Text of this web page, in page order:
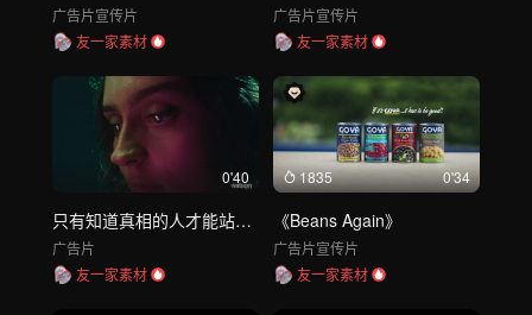
广告片宣传片
友一家素材
广告片宣传片
友一家素材
0'40
只有知道真相的人才能站出来
广告片
友一家素材
1835 0'34
《Beans Again》
广告片宣传片
友一家素材